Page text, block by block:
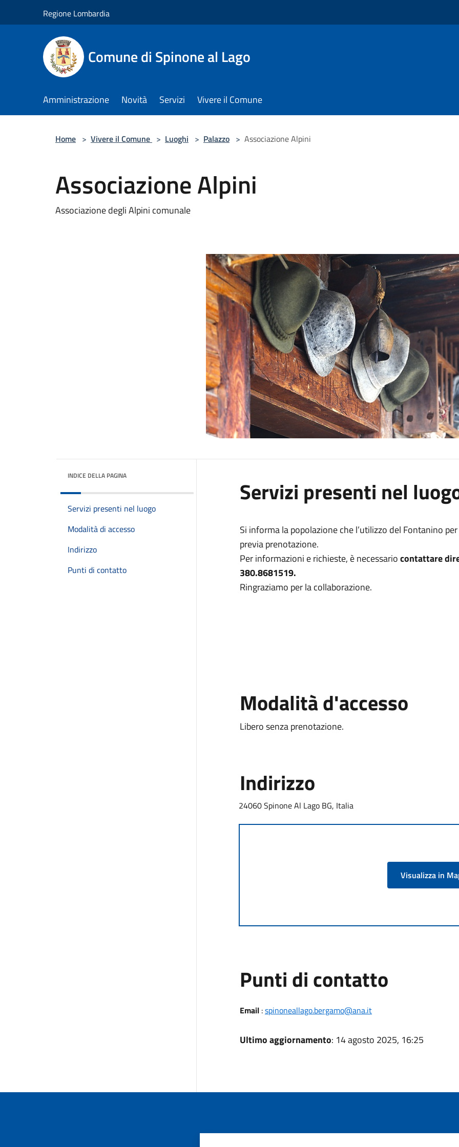
Regione Lombardia
Comune di Spinone al Lago
Amministrazione Novità Servizi Vivere il Comune
Home > Vivere il Comune > Luoghi > Palazzo > Associazione Alpini
Associazione Alpini
Associazione degli Alpini comunale
INDICE DELLA PAGINA
Servizi presenti nel luogo
Modalità di accesso
Indirizzo
Punti di contatto
Servizi presenti nel
Si informa la popolazione che l’utilizzo del Fontanino
previa prenotazione.
Per informazioni e richieste, è necessariocontattare
380.8681519.
Ringraziamo per la collaborazione.
Modalità d'accesso
Libero senza prenotazione.
Indirizzo
24060 Spinone Al Lago BG, Italia
Visualizza in
Punti di contatto
Email:spinoneallago.bergamo@ana.it
Ultimo aggiornamento: 14 agosto 2025, 16:25